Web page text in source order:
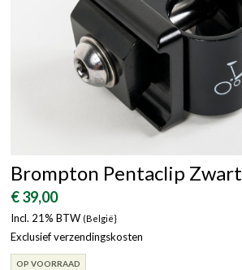
Brompton Pentaclip Zwart
€ 39,00
Incl. 21% BTW (België}
Exclusief verzendingskosten
OP VOORRAAD